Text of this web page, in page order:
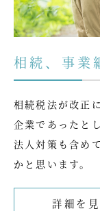
相続、事業
相続税法が改正
企業であったと
法人対策も含め
かと思います。
詳細を見